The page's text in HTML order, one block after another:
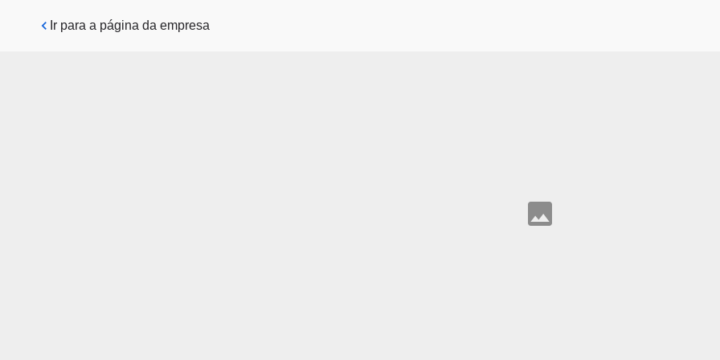
Pular para o conteúdo principal
Ir para a página da empresa